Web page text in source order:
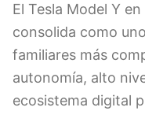
El Tesla Model Y
consolida como
familiares más
autonomía, alto
ecosistema digital